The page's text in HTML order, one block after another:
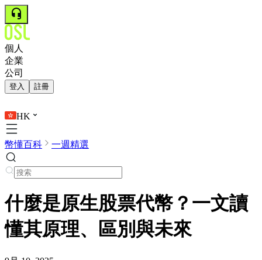
個人
企業
公司
登入 註冊
HK
幣懂百科 一週精選
什麼是原生股票代幣？一文讀
懂其原理、區別與未來